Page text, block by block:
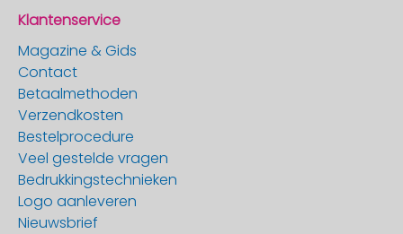
Klantenservice
Magazine & Gids
Contact
Betaalmethoden
Verzendkosten
Bestelprocedure
Veel gestelde vragen
Bedrukkingstechnieken
Logo aanleveren
Nieuwsbrief